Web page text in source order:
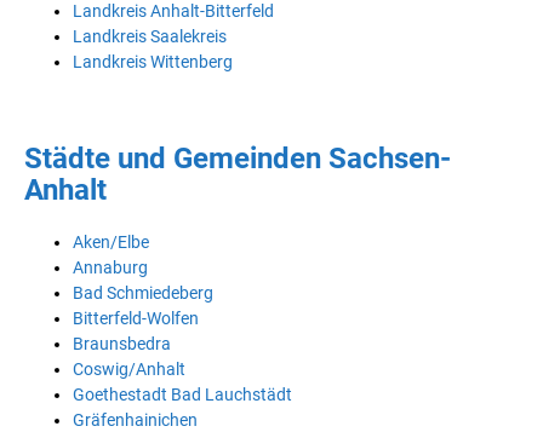
Landkreis Anhalt-Bitterfeld
Landkreis Saalekreis
Landkreis Wittenberg
Städte und Gemeinden Sachsen-
Anhalt
Aken/Elbe
Annaburg
Bad Schmiedeberg
Bitterfeld-Wolfen
Braunsbedra
Coswig/Anhalt
Goethestadt Bad Lauchstädt
Gräfenhainichen